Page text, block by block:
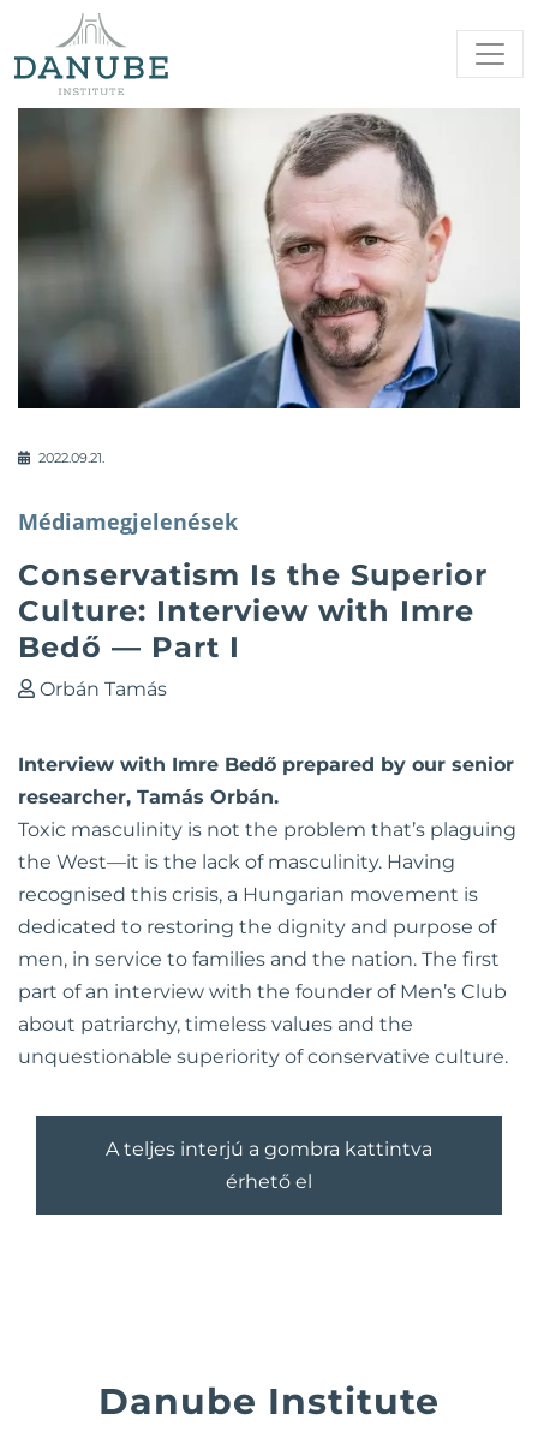
2022.09.21.
Médiamegjelenések
Conservatism Is the Superior
Culture: Interview with Imre
Bedő — Part I
Orbán Tamás
Interview with Imre Bedő prepared by our senior
researcher, Tamás Orbán.
Toxic masculinity is not the problem that’s plaguing
the West—it is the lack of masculinity. Having
recognised this crisis, a Hungarian movement is
dedicated to restoring the dignity and purpose of
men, in service to families and the nation. The first
part of an interview with the founder of Men’s Club
about patriarchy, timeless values and the
unquestionable superiority of conservative culture.
A teljes interjú a gombra kattintva
érhető el
Danube Institute